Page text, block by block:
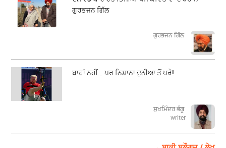
ਗੁਰਭਜਨ ਗਿੱਲ
​​​​​​​ਗੁਰਭਜਨ ਗਿੱਲ
ਬਾਹਾਂ ਨਹੀਂ… ਪਰ ਨਿਸ਼ਾਨਾ ਦੁਨੀਆ ਤੋਂ ਪਰੇ!
ਸੁਖਮਿੰਦਰ ਭੰਗੂ
writer